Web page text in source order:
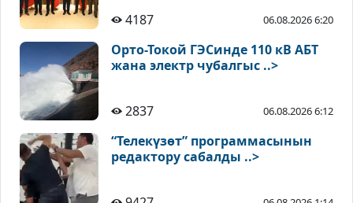
4187
06.08.2026 6:20
Орто-Токой ГЭСинде 110 кВ АБТ
жана электр чубалгыс ..>
2837 06.08.2026 6:12
“Телекүзөт” программасынын
редактору сабалды ..>